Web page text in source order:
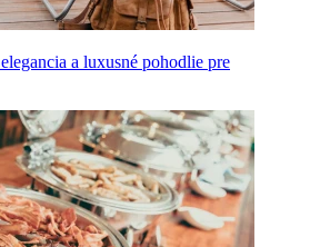
a luxusné pohodlie pre